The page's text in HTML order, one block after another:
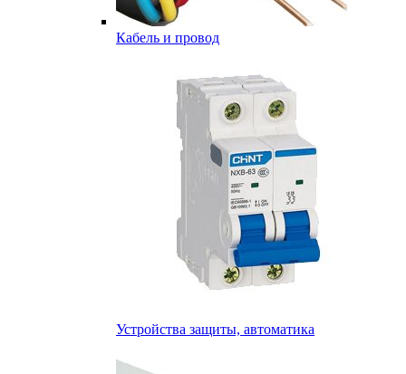
Кабель и провод
Устройства защиты, автоматика